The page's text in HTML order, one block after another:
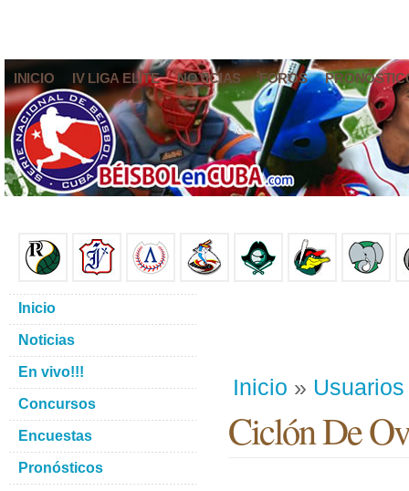
INICIO IV LIGA ELITE NOTICIAS FOROS
Inicio » Usuarios
Ciclón De
Inicio
Noticias
En vivo!!!
Concursos
Encuestas
Pronósticos